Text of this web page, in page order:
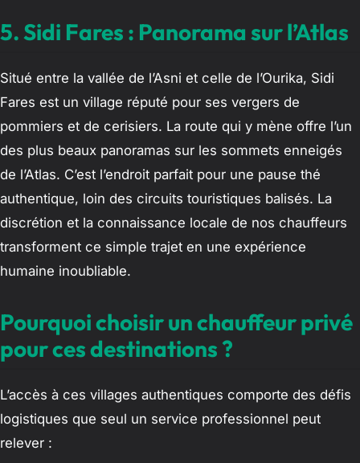
5. Sidi Fares : Panorama sur l’Atlas
Situé entre la vallée de l’Asni et celle de l’Ourika, Sidi
Fares est un village réputé pour ses vergers de
pommiers et de cerisiers. La route qui y mène offre l’un
des plus beaux panoramas sur les sommets enneigés
de l’Atlas. C’est l’endroit parfait pour une pause thé
authentique, loin des circuits touristiques balisés. La
discrétion et la connaissance locale de nos chauffeurs
transforment ce simple trajet en une expérience
humaine inoubliable.
Pourquoi choisir un chauffeur privé
pour ces destinations ?
L’accès à ces villages authentiques comporte des défis
logistiques que seul un service professionnel peut
relever :